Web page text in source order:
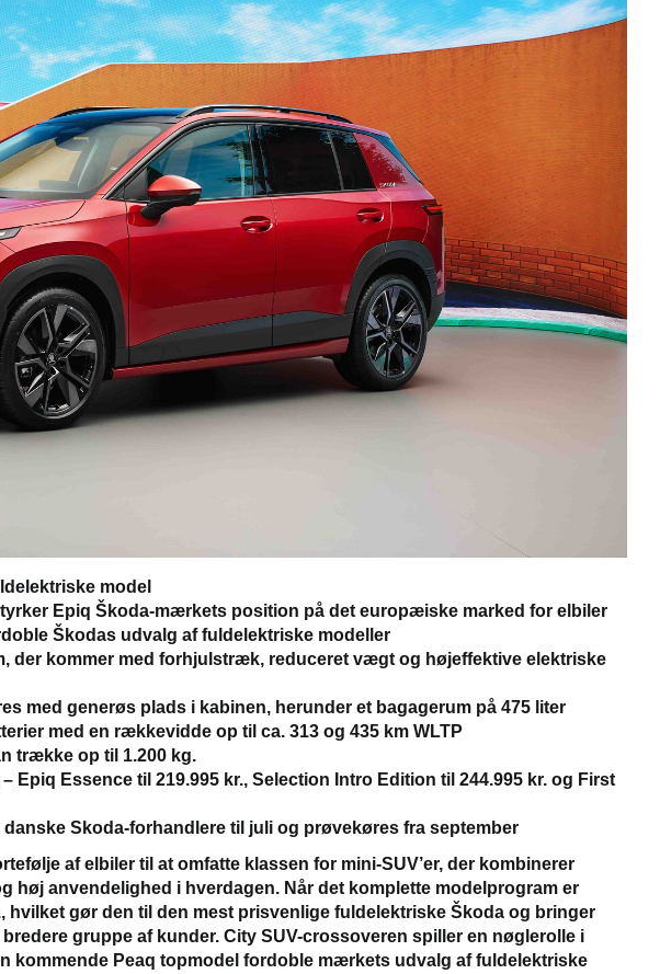
model
Epiq Škoda-mærkets position på det europæiske marked for elbiler
Škodas udvalg af fuldelektriske modeller
der kommer med forhjulstræk, reduceret vægt og højeffektive elektriske
med generøs plads i kabinen, herunder et bagagerum på 475 liter
med en rækkevidde op til ca. 313 og 435 km WLTP
trække op til 1.200 kg.
Epiq Essence til 219.995 kr., Selection Intro Edition til 244.995 kr. og First
Skoda-forhandlere til juli og prøvekøres fra september
af elbiler til at omfatte klassen for mini-SUV’er, der kombinerer
høj anvendelighed i hverdagen. Når det komplette modelprogram er
hvilket gør den til den mest prisvenlige fuldelektriske Škoda og bringer
gruppe af kunder. City SUV-crossoveren spiller en nøglerolle i
kommende Peaq topmodel fordoble mærkets udvalg af fuldelektriske